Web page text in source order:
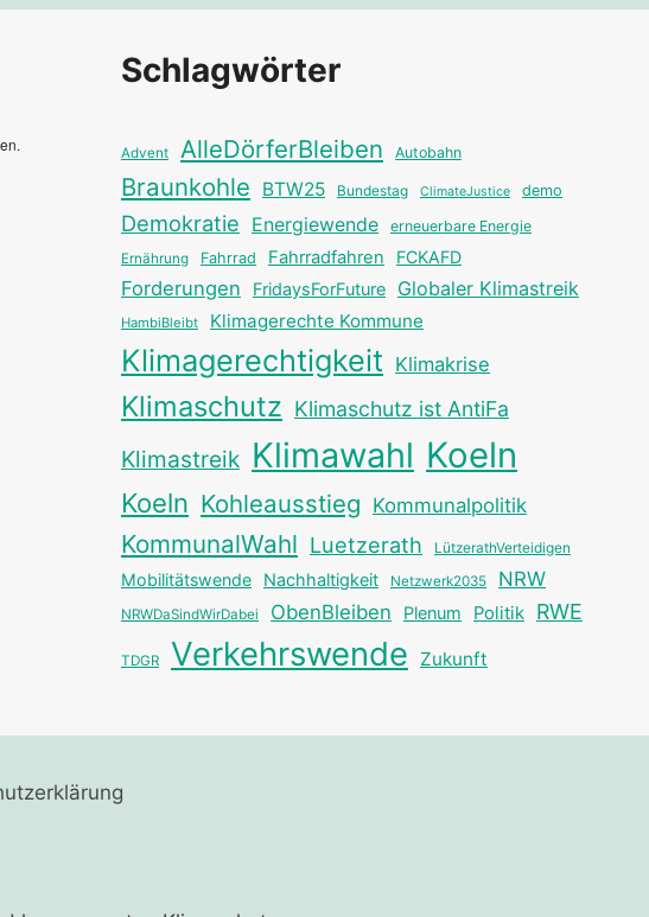
Schlagwörter
Advent AlleDörferBleiben Autobahn
Braunkohle BTW25 Bundestag ClimateJustice demo
Demokratie Energiewende erneuerbare Energie
Ernährung Fahrrad Fahrradfahren FCKAFD
Forderungen FridaysForFuture Globaler Klimastreik
HambiBleibt Klimagerechte Kommune
Klimagerechtigkeit Klimakrise
Klimaschutz Klimaschutz ist AntiFa
Klimastreik Klimawahl Koeln
Koeln Kohleausstieg Kommunalpolitik
KommunalWahl Luetzerath LützerathVerteidigen
Mobilitätswende Nachhaltigkeit Netzwerk2035 NRW
NRWDaSindWirDabei ObenBleiben Plenum Politik RWE
TDGR Verkehrswende Zukunft